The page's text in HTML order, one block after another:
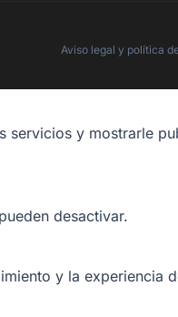
Aviso legal y política
y mostrarle
desactivar.
y la experiencia